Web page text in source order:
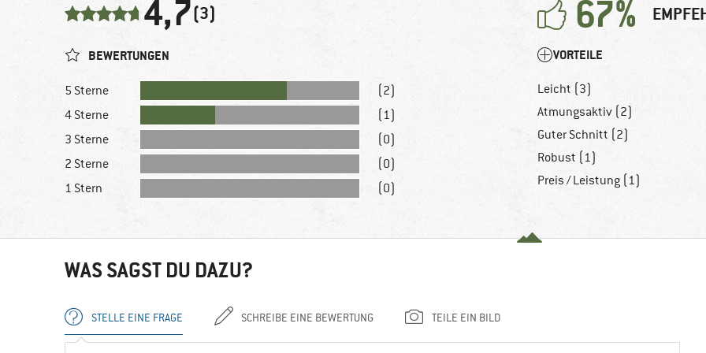
4,7(3) 67%
BEWERTUNGEN
5 Sterne
(2)
4 Sterne
(1)
3 Sterne
(0)
2 Sterne
(0)
1 Stern
(0)
VORTEILE
Leicht (3)
Atmungsaktiv (2)
Guter Schnitt (2)
Robust (1)
Preis / Leistung (1)
WAS SAGST DU DAZU?
STELLE EINE FRAGE SCHREIBE EINE BEWERTUNG TEILE EIN BILD